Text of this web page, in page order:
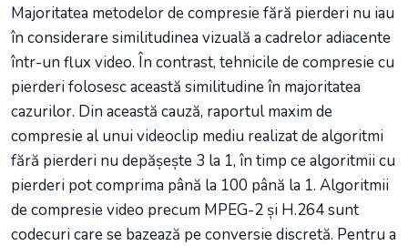
Majoritatea metodelor de compresie fără pierderi nu iau
în considerare similitudinea vizuală a cadrelor adiacente
într-un flux video. În contrast, tehnicile de compresie cu
pierderi folosesc această similitudine în majoritatea
cazurilor. Din această cauză, raportul maxim de
compresie al unui videoclip mediu realizat de algoritmi
fără pierderi nu depășește 3 la 1, în timp ce algoritmii cu
pierderi pot comprima până la 100 până la 1. Algoritmii
de compresie video precum MPEG-2 și H.264 sunt
codecuri care se bazează pe conversie discretă. Pentru a